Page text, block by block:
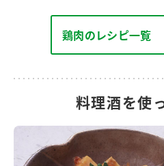
鶏肉のレシピ一覧
料理酒を使